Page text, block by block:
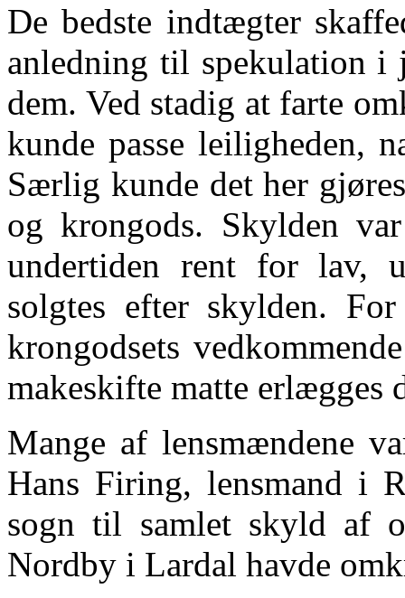
De bedste indtægter
anledning til spekulation i
dem. Ved stadig at farte
kunde passe leiligheden,
Særlig kunde det her
og krongods. Skylden
undertiden rent for lav,
solgtes efter skylden.
krongodsets
makeskifte matte
Mange af lensmændene
Hans Firing, lensmand i
sogn til samlet skyld af
Nordby i Lardal havde